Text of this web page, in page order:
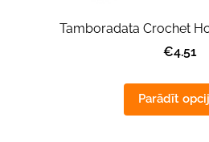
Tamboradata Crochet
€4.51
Parādīt